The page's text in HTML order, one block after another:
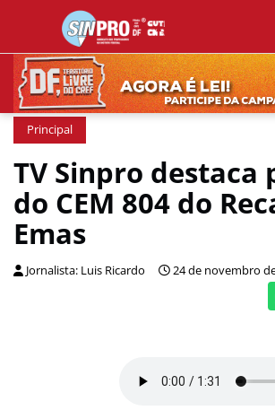
Principal
TV Sinpro destaca
do CEM 804 do
Emas
Jornalista: Luis Ricardo 24 de novembro